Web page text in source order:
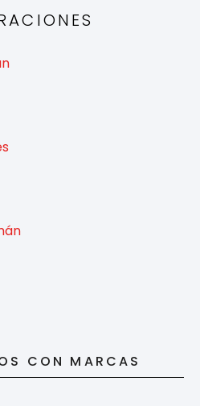
CON MARCAS